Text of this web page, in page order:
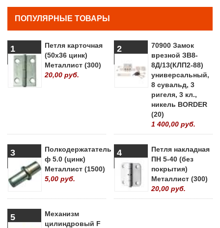
ПОПУЛЯРНЫЕ ТОВАРЫ
1
Петля карточная
(50х36 цинк)
Металлист (300)
20,00 руб.
2
70900 Замок
врезной ЗВ8-
8Д/13(КЛП2-88)
универсальный,
8 сувальд, 3
ригеля, 3 кл.,
никель BORDER
(20)
1 400,00 руб.
3
Полкодержататель
ф 5.0 (цинк)
Металлист (1500)
5,00 руб.
4
Петля накладная
ПН 5-40 (без
покрытия)
Металлист (300)
20,00 руб.
5
Механизм
цилиндровый F